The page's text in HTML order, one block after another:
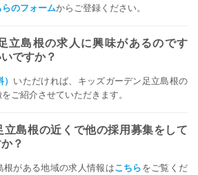
らのフォームからご登録ください。
立島根の求人に興味があるのです
ですか？
いただければ、キッズガーデン足立島根の
ご紹介させていただきます。
立島根の近くで他の採用募集をして
？
根がある地域の求人情報はこちら をご覧くだ